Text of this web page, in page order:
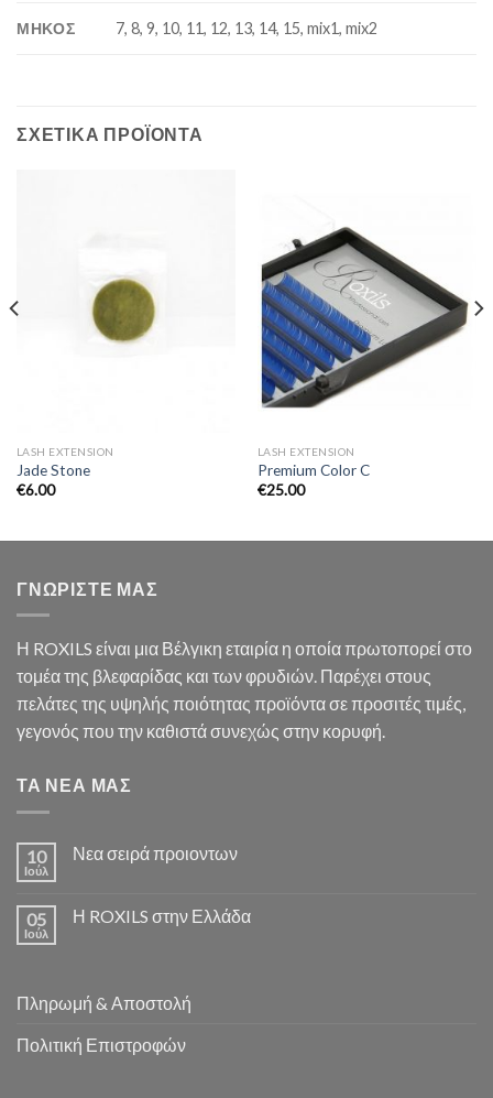
ΜΗΚΟΣ 7, 8, 9, 10, 11, 12, 13, 14, 15, mix1, mix2
ΣΧΕΤΙΚΆ ΠΡΟΪΌΝΤΑ
LASH EXTENSION
Jade Stone
€6.00
LASH EXTENSION
Premium Color C
€25.00
ΓΝΩΡΙΣΤΕ ΜΑΣ
Η ROXILS είναι μια Βέλγικη εταιρία η οποία πρωτοπορεί στο
τομέα της βλεφαρίδας και των φρυδιών. Παρέχει στους
πελάτες της υψηλής ποιότητας προϊόντα σε προσιτές τιμές,
γεγονός που την καθιστά συνεχώς στην κορυφή.
ΤΑ ΝΕΑ ΜΑΣ
10
Ιούλ
Νεα σειρά προιοντων
05
Ιούλ
Η ROXILS στην Ελλάδα
Πληρωμή & Αποστολή
Πολιτική Επιστροφών